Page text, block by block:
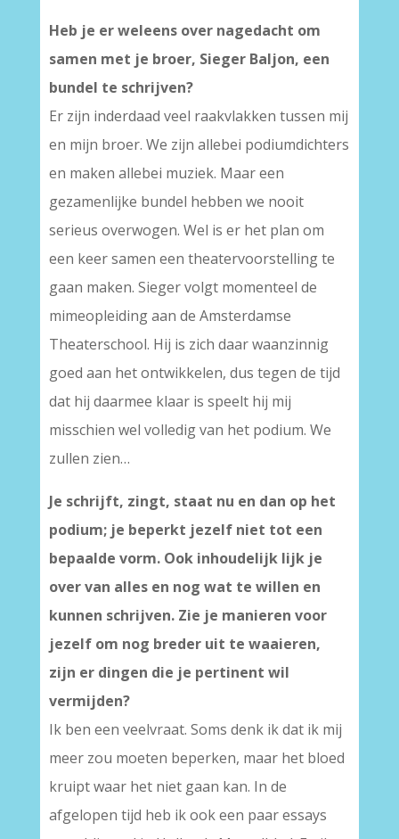
Heb je er weleens over nagedacht om
samen met je broer, Sieger Baljon, een
bundel te schrijven?
Er zijn inderdaad veel raakvlakken tussen mij
en mijn broer. We zijn allebei podiumdichters
en maken allebei muziek. Maar een
gezamenlijke bundel hebben we nooit
serieus overwogen. Wel is er het plan om
een keer samen een theatervoorstelling te
gaan maken. Sieger volgt momenteel de
mimeopleiding aan de Amsterdamse
Theaterschool. Hij is zich daar waanzinnig
goed aan het ontwikkelen, dus tegen de tijd
dat hij daarmee klaar is speelt hij mij
misschien wel volledig van het podium. We
zullen zien…
Je schrijft, zingt, staat nu en dan op het
podium; je beperkt jezelf niet tot een
bepaalde vorm. Ook inhoudelijk lijk je
over van alles en nog wat te willen en
kunnen schrijven. Zie je manieren voor
jezelf om nog breder uit te waaieren,
zijn er dingen die je pertinent wil
vermijden?
Ik ben een veelvraat. Soms denk ik dat ik mij
meer zou moeten beperken, maar het bloed
kruipt waar het niet gaan kan. In de
afgelopen tijd heb ik ook een paar essays